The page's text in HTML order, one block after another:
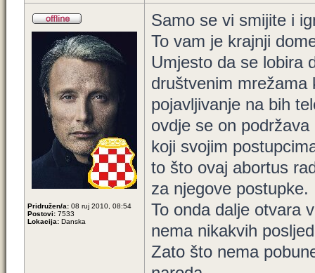
Pridružen/a: 08 ruj 2010, 08:54
Postovi: 7533
Lokacija: Danska
Samo se vi smijite i
To vam je krajnji
Umjesto da se lobira
društvenim mrežama
pojavljivanje na bih
ovdje se on
koji svojim
to što ovaj abortus
za njegove postupke.
To onda dalje otvara
nema nikakvih
Zato što nema